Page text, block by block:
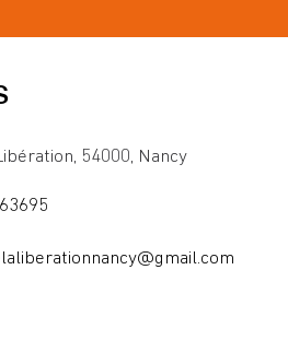
54000, Nancy